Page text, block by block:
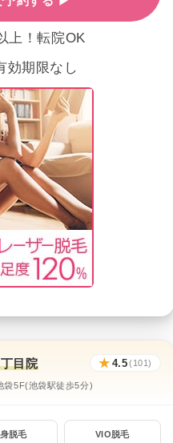
上！転院OK
効期限なし
目院 ★ 4.5(101)
袋5F(池袋駅徒歩5分)
脱毛 VIO脱毛